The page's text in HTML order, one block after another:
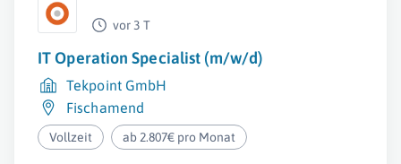
vor 3 T
IT Operation Specialist (m/w/d)
Tekpoint GmbH
Fischamend
Vollzeit ab 2.807€ pro Monat